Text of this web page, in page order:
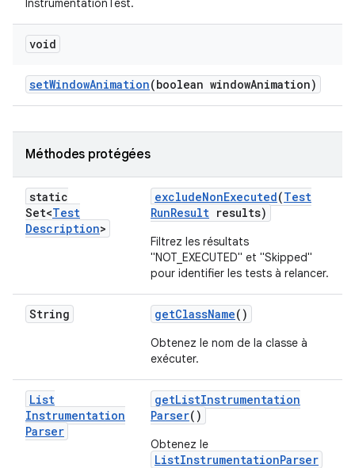
InstrumentationTest.
void
setWindowAnimation(boolean windowAnimation)
Méthodes protégées
static
Set<Test
Description>
excludeNonExecuted(Test
RunResult results)
Filtrez les résultats
"NOT_EXECUTED" et "Skipped"
pour identifier les tests à relancer.
String getClassName()
Obtenez le nom de la classe à
exécuter.
List
Instrumentation
Parser
getListInstrumentation
Parser()
Obtenez le
ListInstrumentationParser